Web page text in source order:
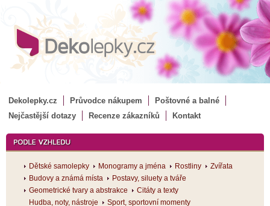
Dekolepky.cz Průvodce nákupem
Poštovné a balné
Nejčastější dotazy
Recenze zákazníků Kontakt
Dětské samolepky Monogramy a jména Rostliny
Zvířata
Budovy a známá místa
Postavy, siluety a tváře
Geometrické tvary a abstrakce
Citáty a texty
Hudba, noty, nástroje
Sport, sportovní momenty